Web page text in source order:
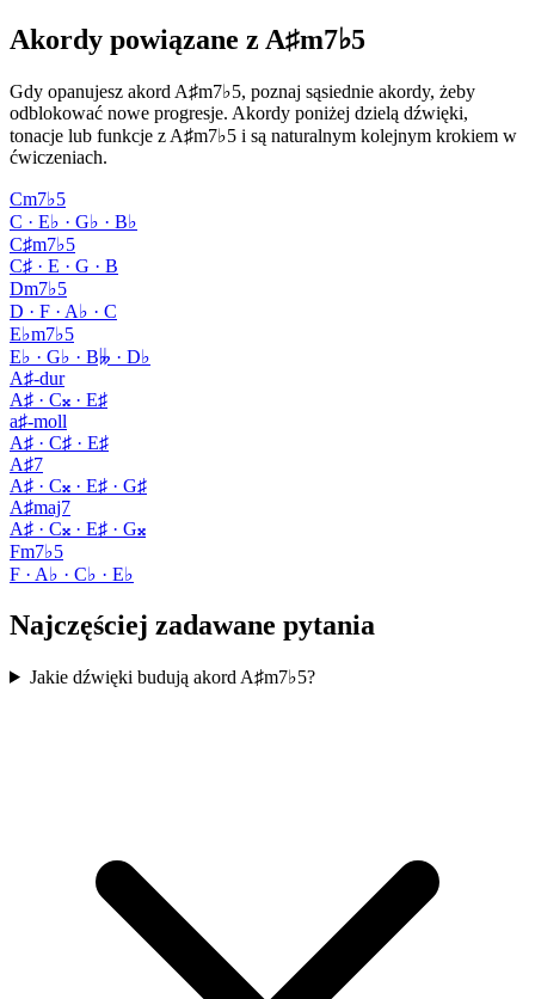
Akordy powiązane z A♯m7♭5
Gdy opanujesz akord A♯m7♭5, poznaj sąsiednie akordy, żeby
odblokować nowe progresje. Akordy poniżej dzielą dźwięki,
tonacje lub funkcje z A♯m7♭5 i są naturalnym kolejnym krokiem w
ćwiczeniach.
Cm7♭5
C · E♭ · G♭ · B♭
C♯m7♭5
C♯ · E · G · B
Dm7♭5
D · F · A♭ · C
E♭m7♭5
E♭ · G♭ · B𝄫 · D♭
A♯-dur
A♯ · C𝄪 · E♯
a♯-moll
A♯ · C♯ · E♯
A♯7
A♯ · C𝄪 · E♯ · G♯
A♯maj7
A♯ · C𝄪 · E♯ · G𝄪
Fm7♭5
F · A♭ · C♭ · E♭
Najczęściej zadawane pytania
Jakie dźwięki budują akord A♯m7♭5?